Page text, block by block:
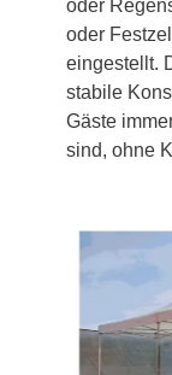
oder
oder
eingestellt.
stabile
Gäste
sind, ohne